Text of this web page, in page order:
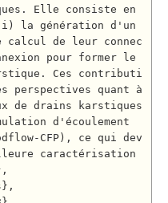
Elle consiste en
la génération d'un
de leur connec
pour former le
Ces contributi
perspectives quant à
de drains karstiques
d'écoulement
CFP), ce qui dev
caractérisation